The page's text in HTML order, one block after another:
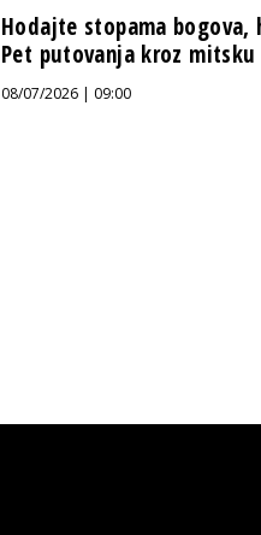
Hodajte stopama bogova,
Pet putovanja kroz mitsku
08/07/2026 | 09:00